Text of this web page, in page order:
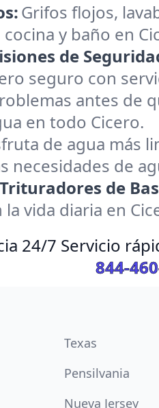
Grifos flojos,
y baño en
de
seguro con
antes de
en todo Cicero.
de agua más
de
de
vida diaria en
24/7 Servicio
844-
Texas
Pensilvania
Nueva Jersey